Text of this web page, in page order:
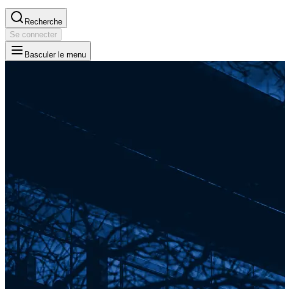
Recherche
Se connecter
Basculer le menu